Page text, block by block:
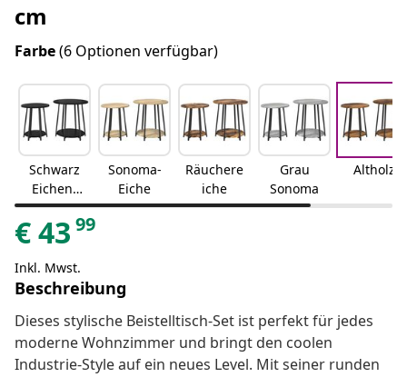
cm
Farbe(6 Optionen verfügbar)
Schwarz
Eichen-
Optik
Sonoma-
Eiche
Räuchere
iche
Grau
Sonoma
Altholz
€43 99
Inkl. Mwst.
Beschreibung
Dieses stylische Beistelltisch-Set ist perfekt für jedes
moderne Wohnzimmer und bringt den coolen
Industrie-Style auf ein neues Level. Mit seiner runden